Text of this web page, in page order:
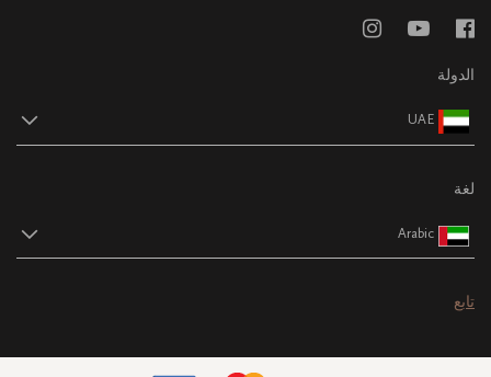
الدولة
UAE
لغة
Arabic
تابع